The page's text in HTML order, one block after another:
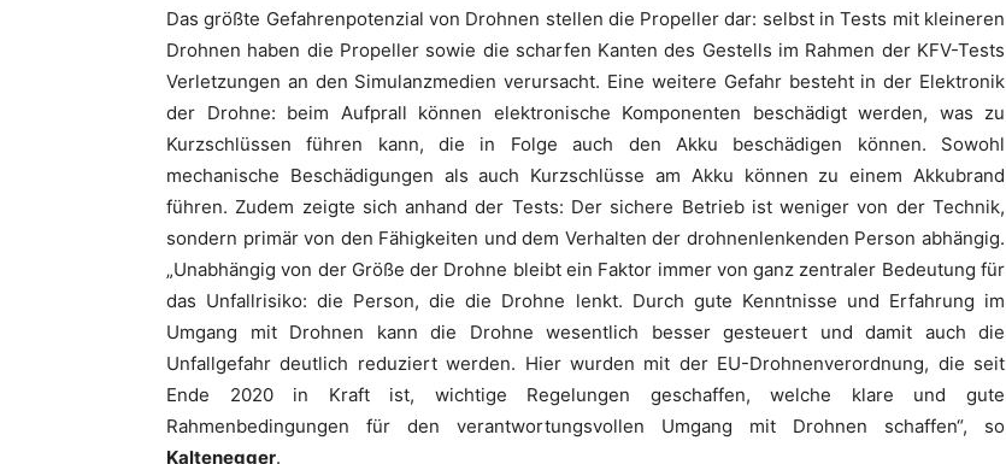
Das größte Gefahrenpotenzial von Drohnen stellen die Propeller dar: selbst in Tests mit kleineren
Drohnen haben die Propeller sowie die scharfen Kanten des Gestells im Rahmen der KFV-Tests
Verletzungen an den Simulanzmedien verursacht. Eine weitere Gefahr besteht in der Elektronik
der Drohne: beim Aufprall können elektronische Komponenten beschädigt werden, was zu
Kurzschlüssen führen kann, die in Folge auch den Akku beschädigen können. Sowohl
mechanische Beschädigungen als auch Kurzschlüsse am Akku können zu einem Akkubrand
führen. Zudem zeigte sich anhand der Tests: Der sichere Betrieb ist weniger von der Technik,
sondern primär von den Fähigkeiten und dem Verhalten der drohnenlenkenden Person abhängig.
„Unabhängig von der Größe der Drohne bleibt ein Faktor immer von ganz zentraler Bedeutung für
das Unfallrisiko: die Person, die die Drohne lenkt. Durch gute Kenntnisse und Erfahrung im
Umgang mit Drohnen kann die Drohne wesentlich besser gesteuert und damit auch die
Unfallgefahr deutlich reduziert werden. Hier wurden mit der EU-Drohnenverordnung, die seit
Ende 2020 in Kraft ist, wichtige Regelungen geschaffen, welche klare und gute
Rahmenbedingungen für den verantwortungsvollen Umgang mit Drohnen schaffen“, so
Kaltenegger.